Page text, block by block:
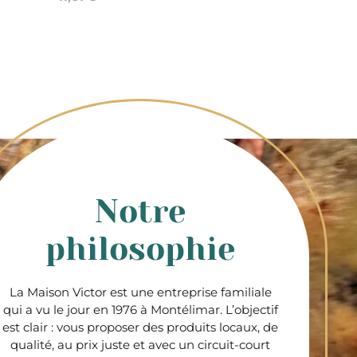
Notre
philosophie
La Maison Victor est une entreprise familiale
qui a vu le jour en 1976 à Montélimar. L’objectif
est clair : vous proposer des produits locaux, de
qualité, au prix juste et avec un circuit-court